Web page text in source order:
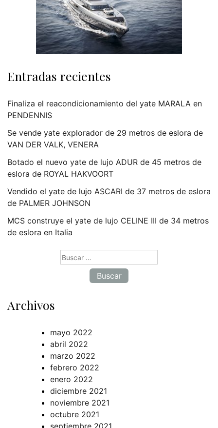
Entradas recientes
Finaliza el reacondicionamiento del yate MARALA en
PENDENNIS
Se vende yate explorador de 29 metros de eslora de
VAN DER VALK, VENERA
Botado el nuevo yate de lujo ADUR de 45 metros de
eslora de ROYAL HAKVOORT
Vendido el yate de lujo ASCARI de 37 metros de eslora
de PALMER JOHNSON
MCS construye el yate de lujo CELINE III de 34 metros
de eslora en Italia
Archivos
mayo 2022
abril 2022
marzo 2022
febrero 2022
enero 2022
diciembre 2021
noviembre 2021
octubre 2021